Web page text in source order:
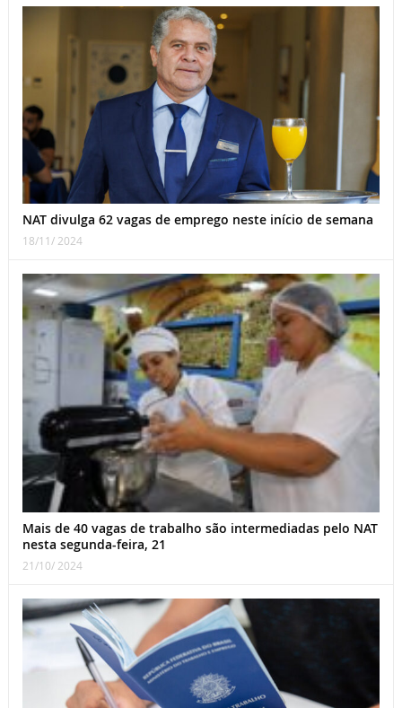
NAT divulga 62 vagas de emprego neste início de semana
18/11/ 2024
Mais de 40 vagas de trabalho são intermediadas pelo NAT
nesta segunda-feira, 21
21/10/ 2024